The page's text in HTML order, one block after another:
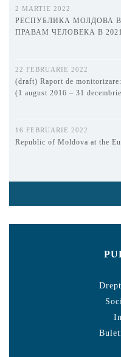
2 MARTIE 2022
РЕСПУБЛИКА МОЛДОВА
ПРАВАМ ЧЕЛОВЕКА В
22 FEBRUARIE 2022
(draft) Raport de
(1 august 2016 – 31
16 FEBRUARIE 2022
Republic of Moldova at the